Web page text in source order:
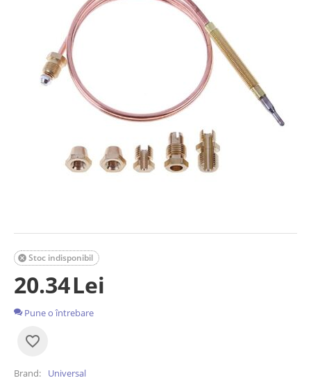
Stoc indisponibil

20.34Lei
Pune o întrebare
Brand Universal